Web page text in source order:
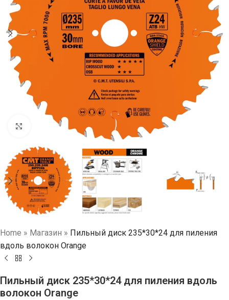
Нажмите, чтобы увеличить
Home » Магазин » Пильный диск 235*30*24 для пиления
вдоль волокон Orange
Пильный диск 235*30*24 для пиления вдоль
волокон Orange